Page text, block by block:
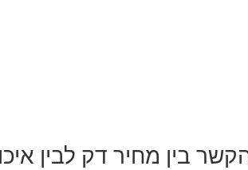
בין מחיר דק לבין